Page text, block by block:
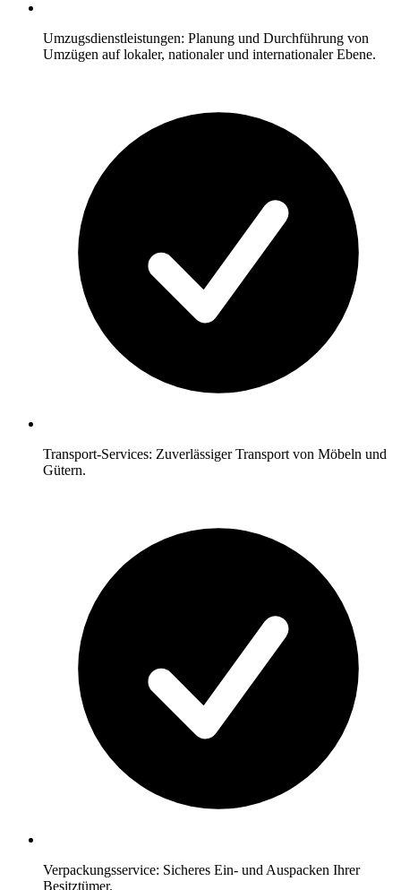
Umzugsdienstleistungen: Planung und Durchführung von
Umzügen auf lokaler, nationaler und internationaler Ebene.
Transport-Services: Zuverlässiger Transport von Möbeln und
Gütern.
Verpackungsservice: Sicheres Ein- und Auspacken Ihrer
Besitztümer.